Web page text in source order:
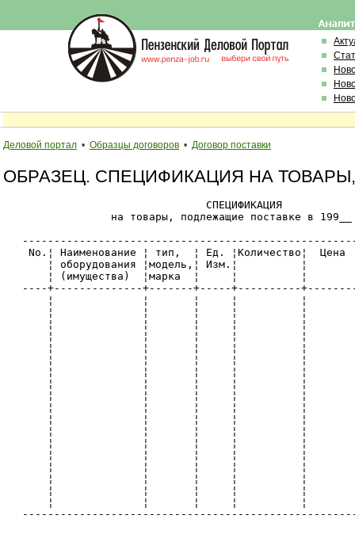
Деловой портал • Образцы договоров • Договор поставки
ОБРАЗЕЦ. СПЕЦИФИКАЦИЯ НА
                                СПЕЦИФИКАЦИЯ
на товары, подлежащие поставке в 199__
Nо.¦ Наименование ¦ тип,  ¦ Ед. ¦Количество¦  Цена
¦ оборудования ¦модель,¦ Изм.¦          ¦
¦ (имущества)  ¦марка  ¦     ¦          ¦
----+--------------+-------+-----+----------
¦              ¦       ¦     ¦          ¦
¦              ¦       ¦     ¦          ¦
¦              ¦       ¦     ¦          ¦
¦              ¦       ¦     ¦          ¦
¦              ¦       ¦     ¦          ¦
¦              ¦       ¦     ¦          ¦
¦              ¦       ¦     ¦          ¦
¦              ¦       ¦     ¦          ¦
¦              ¦       ¦     ¦          ¦
¦              ¦       ¦     ¦          ¦
¦              ¦       ¦     ¦          ¦
¦              ¦       ¦     ¦          ¦
¦              ¦       ¦     ¦          ¦
¦              ¦       ¦     ¦          ¦
¦              ¦       ¦     ¦          ¦
¦              ¦       ¦     ¦          ¦
¦              ¦       ¦     ¦          ¦
¦              ¦       ¦     ¦          ¦